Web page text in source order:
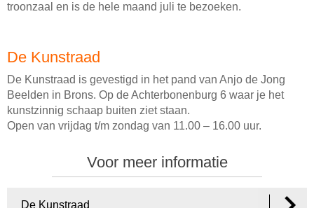
troonzaal en is de hele maand juli te bezoeken.
De Kunstraad
De Kunstraad is gevestigd in het pand van Anjo de Jong
Beelden in Brons. Op de Achterbonenburg 6 waar je het
kunstzinnig schaap buiten ziet staan.
Open van vrijdag t/m zondag van 11.00 – 16.00 uur.
Voor meer informatie
De Kunstraad